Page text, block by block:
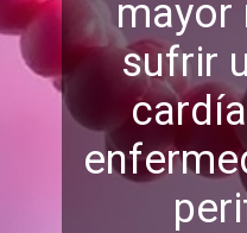
mayor
sufrir